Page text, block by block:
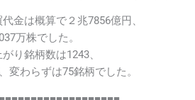
金は概算で２兆7856億円、
万株でした。
り銘柄数は1243、
変わらずは75銘柄でした。